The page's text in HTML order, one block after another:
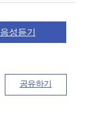
음성듣기
공유하기